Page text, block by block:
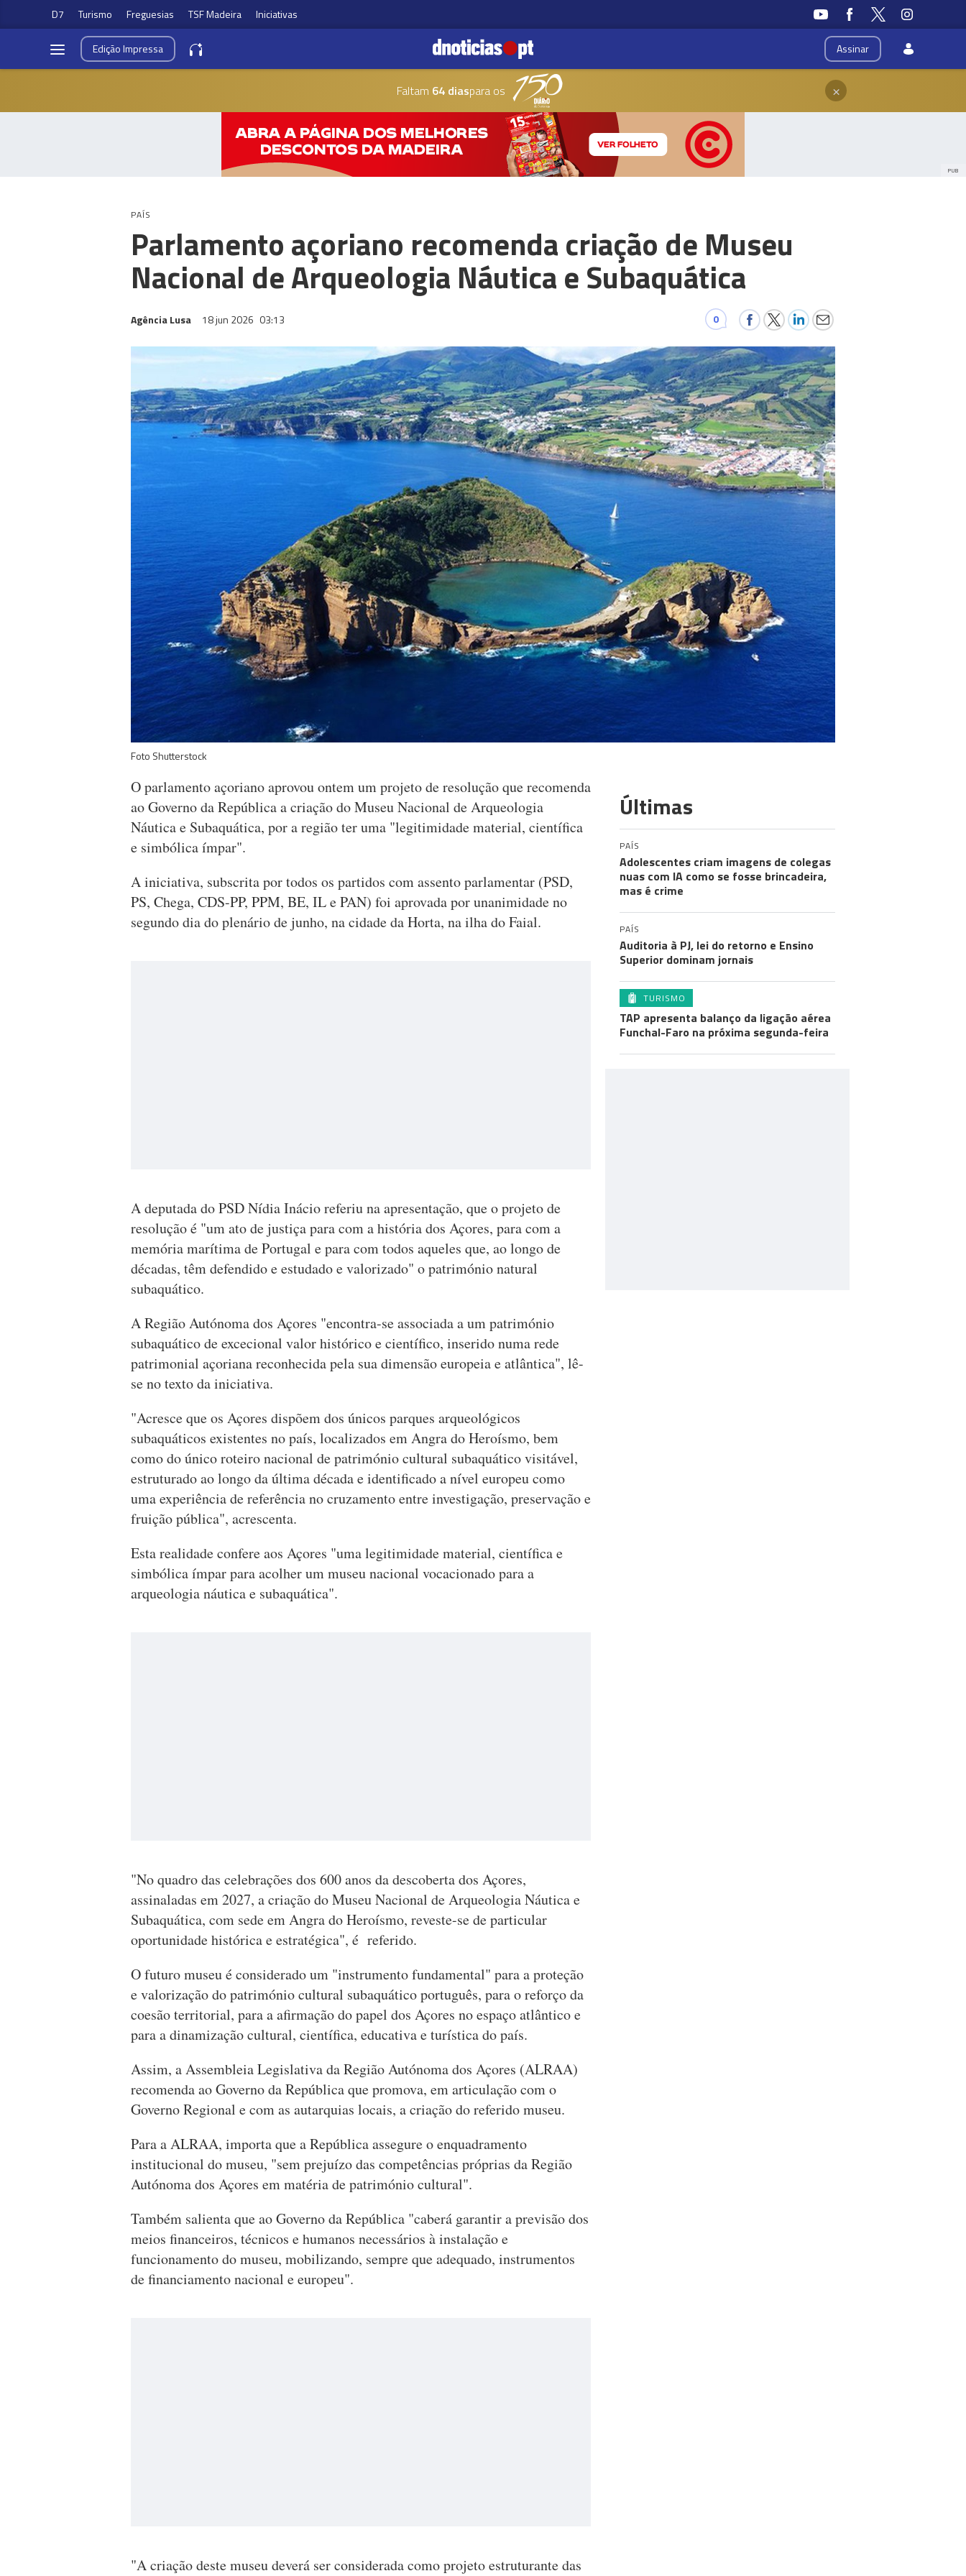
D7 Turismo Freguesias TSF Madeira Iniciativas
Assinar
EdiçãoImpressa
Faltam 64 diaspara os ×
PUB
PAÍS
Parlamento açoriano recomenda criação de Museu
Nacional de Arqueologia Náutica e Subaquática
Agência Lusa 18 jun 2026 03:13 0
Foto Shutterstock
O parlamento açoriano aprovou ontem um projeto de resolução que recomenda
ao Governo da República a criação do Museu Nacional de Arqueologia
Náutica e Subaquática, por a região ter uma "legitimidade material, científica
e simbólica ímpar".
A iniciativa, subscrita por todos os partidos com assento parlamentar (PSD,
PS, Chega, CDS-PP, PPM, BE, IL e PAN) foi aprovada por unanimidade no
segundo dia do plenário de junho, na cidade da Horta, na ilha do Faial.
A deputada do PSD Nídia Inácio referiu na apresentação, que o projeto de
resolução é "um ato de justiça para com a história dos Açores, para com a
memória marítima de Portugal e para com todos aqueles que, ao longo de
décadas, têm defendido e estudado e valorizado" o património natural
subaquático.
A Região Autónoma dos Açores "encontra-se associada a um património
subaquático de excecional valor histórico e científico, inserido numa rede
patrimonial açoriana reconhecida pela sua dimensão europeia e atlântica", lê-
se no texto da iniciativa.
"Acresce que os Açores dispõem dos únicos parques arqueológicos
subaquáticos existentes no país, localizados em Angra do Heroísmo, bem
como do único roteiro nacional de património cultural subaquático visitável,
estruturado ao longo da última década e identificado a nível europeu como
uma experiência de referência no cruzamento entre investigação, preservação e
fruição pública", acrescenta.
Esta realidade confere aos Açores "uma legitimidade material, científica e
simbólica ímpar para acolher um museu nacional vocacionado para a
arqueologia náutica e subaquática".
"No quadro das celebrações dos 600 anos da descoberta dos Açores,
assinaladas em 2027, a criação do Museu Nacional de Arqueologia Náutica e
Subaquática, com sede em Angra do Heroísmo, reveste-se de particular
oportunidade histórica e estratégica", é referido.
O futuro museu é considerado um "instrumento fundamental" para a proteção
e valorização do património cultural subaquático português, para o reforço da
coesão territorial, para a afirmação do papel dos Açores no espaço atlântico e
para a dinamização cultural, científica, educativa e turística do país.
Assim, a Assembleia Legislativa da Região Autónoma dos Açores (ALRAA)
recomenda ao Governo da República que promova, em articulação com o
Governo Regional e com as autarquias locais, a criação do referido museu.
Para a ALRAA, importa que a República assegure o enquadramento
institucional do museu, "sem prejuízo das competências próprias da Região
Autónoma dos Açores em matéria de património cultural".
Também salienta que ao Governo da República "caberá garantir a previsão dos
meios financeiros, técnicos e humanos necessários à instalação e
funcionamento do museu, mobilizando, sempre que adequado, instrumentos
de financiamento nacional e europeu".
"A criação deste museu deverá ser considerada como projeto estruturante das
Últimas
PAÍS
Adolescentes criam imagens de colegas
nuas com IA como se fosse brincadeira,
mas é crime
PAÍS
Auditoria à PJ, lei do retorno e Ensino
Superior dominam jornais
TURISMO
TAP apresenta balanço da ligação aérea
Funchal-Faro na próxima segunda-feira